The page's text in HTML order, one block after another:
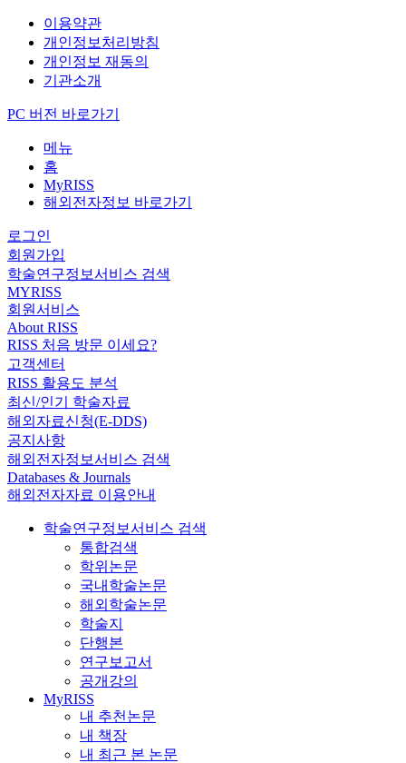
이용약관
개인정보처리방침
개인정보 재동의
기관소개
PC 버전 바로가기
메뉴
홈
MyRISS
해외전자정보 바로가기
로그인
회원가입
학술연구정보서비스 검색
MYRISS
회원서비스
About RISS
RISS 처음 방문 이세요?
고객센터
RISS 활용도 분석
최신/인기 학술자료
해외자료신청(E-DDS)
공지사항
해외전자정보서비스 검색
Databases & Journals
해외전자자료 이용안내
학술연구정보서비스 검색
통합검색
학위논문
국내학술논문
해외학술논문
학술지
단행본
연구보고서
공개강의
MyRISS
내 추천논문
내 책장
내 최근 본 논문